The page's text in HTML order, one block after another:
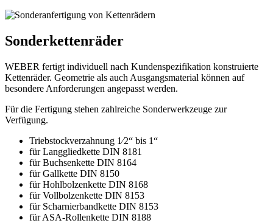
Sonderkettenräder
WEBER fertigt individuell nach Kundenspezifikation konstruierte
Kettenräder. Geometrie als auch Ausgangsmaterial können auf
besondere Anforderungen angepasst werden.
Für die Fertigung stehen zahlreiche Sonderwerkzeuge zur
Verfügung.
Triebstockverzahnung 1⁄2“ bis 1“
für Langgliedkette DIN 8181
für Buchsenkette DIN 8164
für Gallkette DIN 8150
für Hohlbolzenkette DIN 8168
für Vollbolzenkette DIN 8153
für Scharnierbandkette DIN 8153
für ASA-Rollenkette DIN 8188